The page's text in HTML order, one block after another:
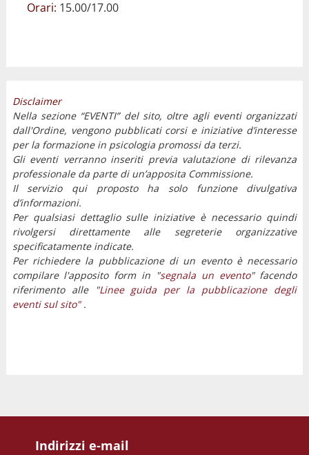
Orari: 15.00/17.00
Disclaimer
Nella sezione “EVENTI” del sito, oltre agli eventi organizzati
dall'Ordine, vengono pubblicati corsi e iniziative d’interesse
per la formazione in psicologia promossi da terzi.
Gli eventi verranno inseriti previa valutazione di rilevanza
professionale da parte di un’apposita Commissione.
Il servizio qui proposto ha solo funzione divulgativa
d’informazioni.
Per qualsiasi dettaglio sulle iniziative è necessario quindi
rivolgersi direttamente alle segreterie organizzative
specificatamente indicate.
Per richiedere la pubblicazione di un evento è necessario
compilare l'apposito form in "segnala un evento" facendo
riferimento alle "Linee guida per la pubblicazione degli
eventi sul sito".
Indirizzi e-mail